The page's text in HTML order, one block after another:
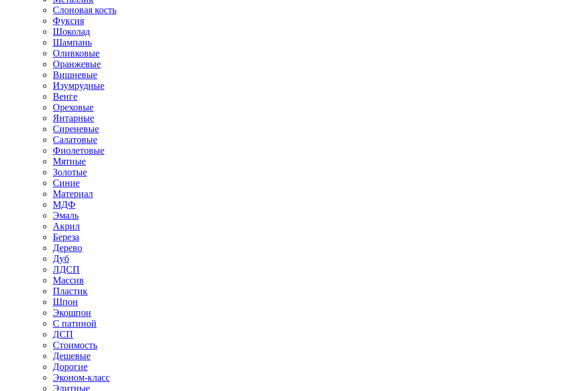
Слоновая кость
Фуксия
Шоколад
Шампань
Оливковые
Оранжевые
Вишневые
Изумрудные
Венге
Ореховые
Янтарные
Сиреневые
Салатовые
Фиолетовые
Мятные
Золотые
Синие
Материал
МДФ
Эмаль
Акрил
Береза
Дерево
Дуб
ЛДСП
Массив
Пластик
Шпон
Экошпон
С патиной
ДСП
Стоимость
Дешевые
Дорогие
Эконом-класс
Элитные